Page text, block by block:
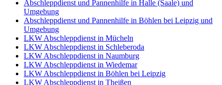
Abschleppdienst und Pannenhilfe in Halle (Saale) und
Umgebung
Abschleppdienst und Pannenhilfe in Böhlen bei Leipzig und
Umgebung
LKW Abschleppdienst in Mücheln
LKW Abschleppdienst in Schleberoda
LKW Abschleppdienst in Naumburg
LKW Abschleppdienst in Wiedemar
LKW Abschleppdienst in Böhlen bei Leipzig
LKW Abschleppdienst in Theißen